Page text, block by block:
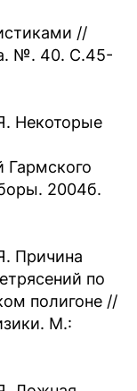
//
№. 40. С.45-
Некоторые
Гармского
2004б.
Причина
по
полигоне //
М.: